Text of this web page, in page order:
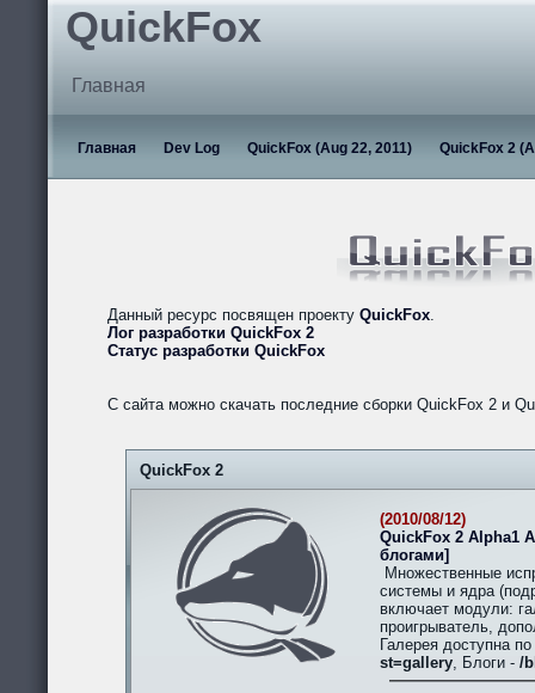
QuickFox
Главная
Главная Dev Log QuickFox (Aug 22, 2011) QuickFox 2
Данный ресурс посвящен проекту QuickFox.
Лог разработки QuickFox 2
Статус разработки QuickFox
С сайта можно скачать последние сборки QuickFox 2 и
QuickFox 2
(2010/08/12)
QuickFox 2 Alpha1
блогами]
Множественные
системы и ядра
включает модули:
проигрыватель,
Галерея доступна
st=gallery, Блоги - /